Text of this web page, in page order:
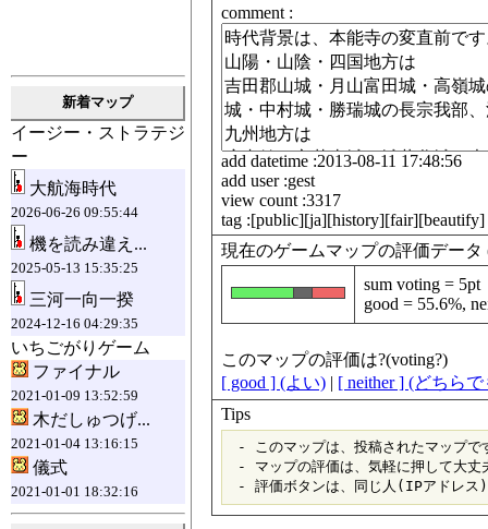
新着マップ
イージー・ストラテジ
ー
大航海時代
2026-06-26 09:55:44
機を読み違え...
2025-05-13 15:35:25
三河一向一揆
2024-12-16 04:29:35
いちごがりゲーム
ファイナル
2021-01-09 13:52:59
木だしゅつげ...
2021-01-04 13:16:15
儀式
2021-01-01 18:32:16
comment :
add datetime :2013-08-11 17:48:56
add user :gest
view count :3317
tag :[public][ja][history][fair][beautify]
現在のゲームマップの評価データ
sum voting = 5pt
good = 55.6%,
このマップの評価は?(voting?)
[ good ] (よい)| [ neither ] (どちら
Tips
- このマップは、投稿されたマップで
- マップの評価は、気軽に押して大丈